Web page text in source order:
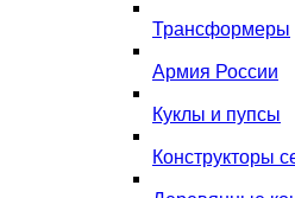
Трансформеры
Армия России
Куклы и пупсы
Конструкторы